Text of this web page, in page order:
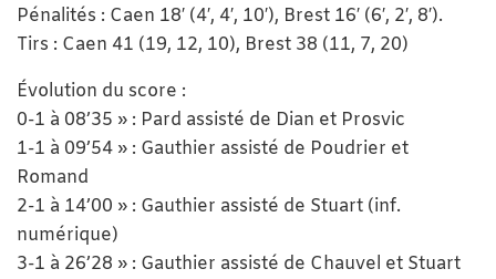
Pénalités : Caen 18′ (4′, 4′, 10′), Brest 16′ (6′, 2′, 8′).
Tirs : Caen 41 (19, 12, 10), Brest 38 (11, 7, 20)
Évolution du score :
0-1 à 08’35 » : Pard assisté de Dian et Prosvic
1-1 à 09’54 » : Gauthier assisté de Poudrier et
Romand
2-1 à 14’00 » : Gauthier assisté de Stuart (inf.
numérique)
3-1 à 26’28 » : Gauthier assisté de Chauvel et Stuart